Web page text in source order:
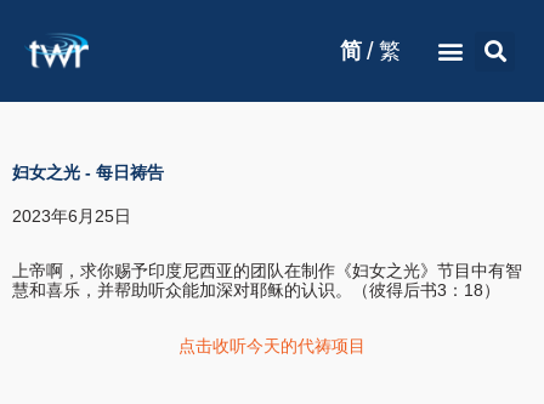
简 / 繁
妇女之光 - 每日祷告
2023年6月25日
上帝啊，求你赐予印度尼西亚的团队在制作《妇女之光》节目中有智
慧和喜乐，并帮助听众能加深对耶稣的认识。（彼得后书3：18）
点击收听今天的代祷项目